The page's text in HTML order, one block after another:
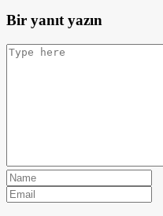
Bir yanıt yazın